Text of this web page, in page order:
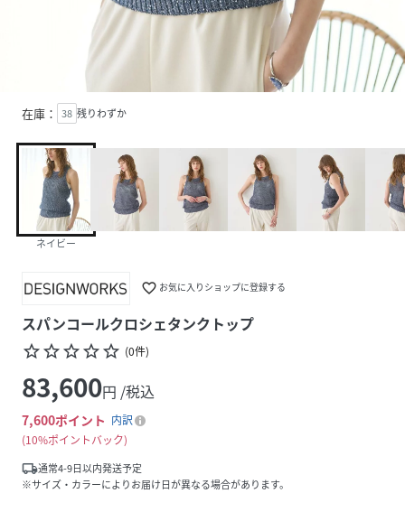
在庫： 38 残りわずか
ネイビー
favorite_border お気に入りショップに登録する
スパンコールクロシェタンクトップ
star_borderstar_borderstar_borderstar_borderstar_border (0件)
83,600円 /税込
7,600ポイント 内訳
10%ポイントバック
local_shipping通常4-9日以内発送予定
※サイズ・カラーによりお届け日が異なる場合があります。